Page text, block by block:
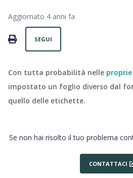
Aggiornato 4 anni fa
PRINT
SEGUI
Con tutta probabilità nelle
impostato un foglio diverso dal
quello delle etichette.
Se non hai risolto il tuo problema
CONTATTACI